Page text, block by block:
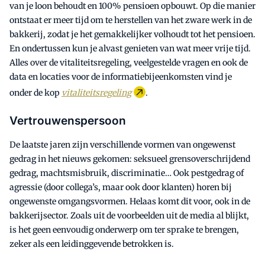
van je loon behoudt en 100% pensioen opbouwt. Op die manier
ontstaat er meer tijd om te herstellen van het zware werk in de
bakkerij, zodat je het gemakkelijker volhoudt tot het pensioen.
En ondertussen kun je alvast genieten van wat meer vrije tijd.
Alles over de vitaliteitsregeling, veelgestelde vragen en ook de
data en locaties voor de informatiebijeenkomsten vind je
onder de kop vitaliteitsregeling .
Vertrouwenspersoon
De laatste jaren zijn verschillende vormen van ongewenst
gedrag in het nieuws gekomen: seksueel grensoverschrijdend
gedrag, machtsmisbruik, discriminatie… Ook pestgedrag of
agressie (door collega’s, maar ook door klanten) horen bij
ongewenste omgangsvormen. Helaas komt dit voor, ook in de
bakkerijsector. Zoals uit de voorbeelden uit de media al blijkt,
is het geen eenvoudig onderwerp om ter sprake te brengen,
zeker als een leidinggevende betrokken is.